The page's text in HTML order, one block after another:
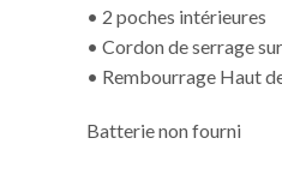
• 2 poches intérieures
• Cordon de serrage
• Rembourrage Haut
Batterie non fourni